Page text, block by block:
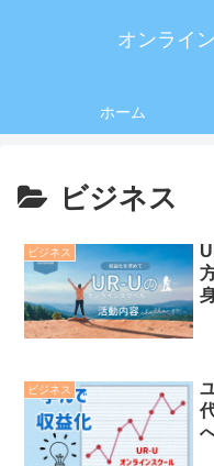
オンライ
ホーム
ビジネス
ビジネス
ビジネス